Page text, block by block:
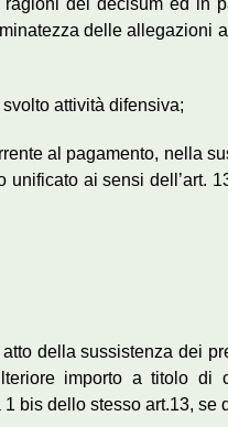
del decisum ed in
delle allegazioni
attività difensiva;
al pagamento, nella
unificato ai sensi dell’art.
della sussistenza dei
importo a titolo di
bis dello stesso art.13, se